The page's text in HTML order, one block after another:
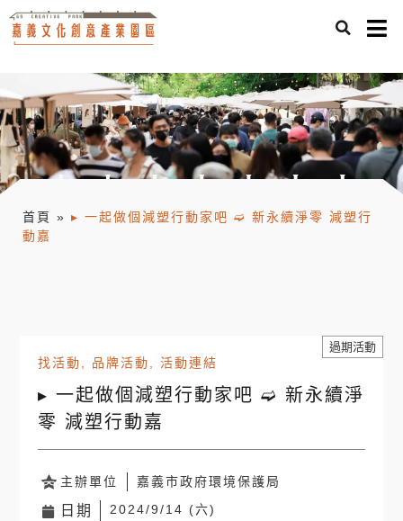
首頁 » ▸ 一起做個減塑行動家吧 ➫ 新永續淨零 減塑行
動嘉
找活動, 品牌活動,活動連結
▸ 一起做個減塑行動家吧 ➫ 新永續淨
零 減塑行動嘉
過期活動
主辦單位 嘉義市政府環境保護局
日期 2024/9/14 (六)